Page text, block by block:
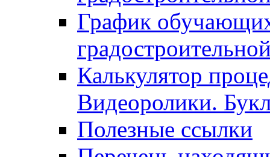
График
Калькулятор
Видеоролики.
Полезные ссылки